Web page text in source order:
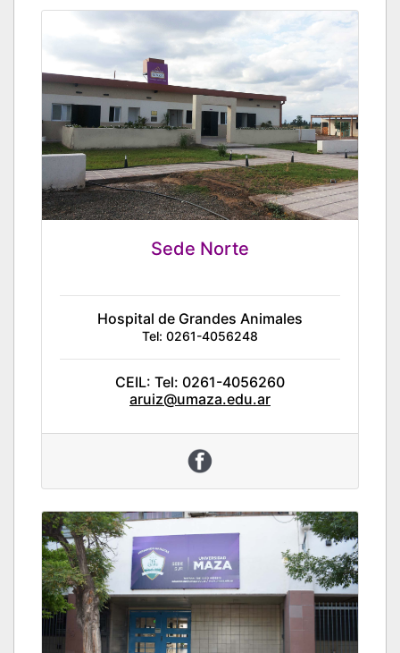
Sede Norte
Hospital de Grandes Animales
Tel: 0261-4056248
CEIL: Tel: 0261-4056260
aruiz@umaza.edu.ar